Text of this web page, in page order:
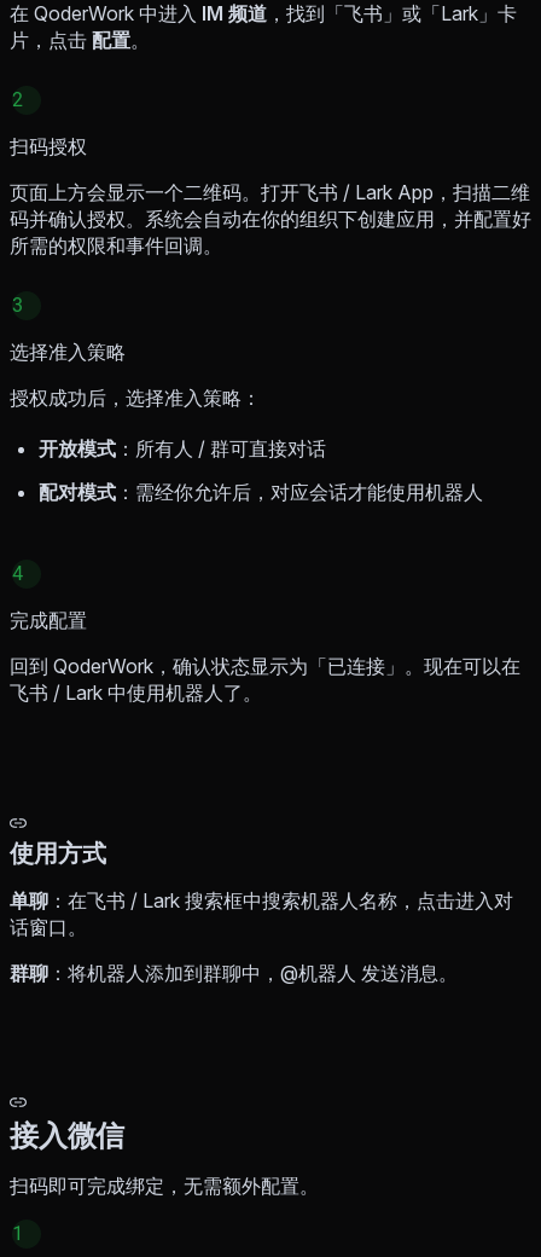
在 QoderWork 中进入 IM 频道 ，找到「飞书」或「Lark」卡
片，点击 配置。
2
扫码授权
页面上方会显示一个二维码。打开飞书 / Lark App，扫描二维
码并确认授权。系统会自动在你的组织下创建应用，并配置好
所需的权限和事件回调。
3
选择准入策略
授权成功后，选择准入策略：
开放模式 ：所有人 / 群可直接对话
配对模式 ：需经你允许后，对应会话才能使用机器人
4
完成配置
回到 QoderWork，确认状态显示为「已连接」。现在可以在
飞书 / Lark 中使用机器人了。
使用方式
单聊 ：在飞书 / Lark 搜索框中搜索机器人名称，点击进入对
话窗口。
群聊 ：将机器人添加到群聊中，@机器人 发送消息。
接入微信
扫码即可完成绑定，无需额外配置。
1